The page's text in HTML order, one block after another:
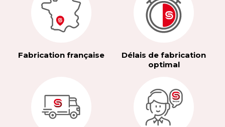
Fabrication française
Délais de fabrication
optimal